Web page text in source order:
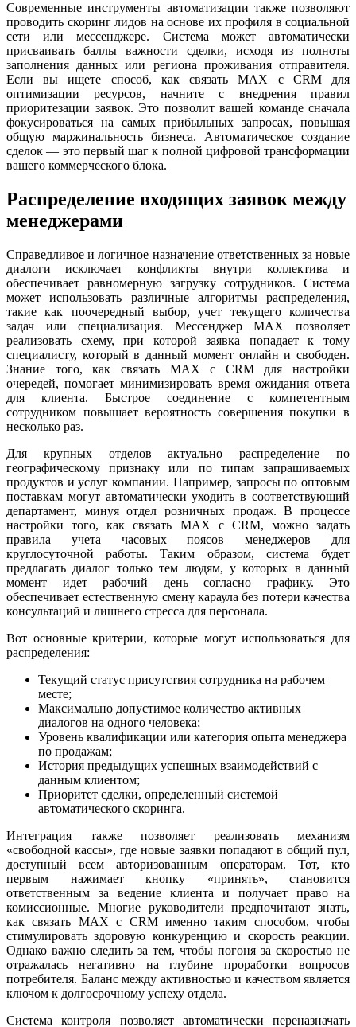
Современные инструменты автоматизации также позволяют
проводить скоринг лидов на основе их профиля в социальной
сети или мессенджере. Система может автоматически
присваивать баллы важности сделки, исходя из полноты
заполнения данных или региона проживания отправителя.
Если вы ищете способ, как связать MAX с CRM для
оптимизации ресурсов, начните с внедрения правил
приоритезации заявок. Это позволит вашей команде сначала
фокусироваться на самых прибыльных запросах, повышая
общую маржинальность бизнеса. Автоматическое создание
сделок — это первый шаг к полной цифровой трансформации
вашего коммерческого блока.
Распределение входящих заявок между
менеджерами
Справедливое и логичное назначение ответственных за новые
диалоги исключает конфликты внутри коллектива и
обеспечивает равномерную загрузку сотрудников. Система
может использовать различные алгоритмы распределения,
такие как поочередный выбор, учет текущего количества
задач или специализация. Мессенджер MAX позволяет
реализовать схему, при которой заявка попадает к тому
специалисту, который в данный момент онлайн и свободен.
Знание того, как связать MAX с CRM для настройки
очередей, помогает минимизировать время ожидания ответа
для клиента. Быстрое соединение с компетентным
сотрудником повышает вероятность совершения покупки в
несколько раз.
Для крупных отделов актуально распределение по
географическому признаку или по типам запрашиваемых
продуктов и услуг компании. Например, запросы по оптовым
поставкам могут автоматически уходить в соответствующий
департамент, минуя отдел розничных продаж. В процессе
настройки того, как связать MAX с CRM, можно задать
правила учета часовых поясов менеджеров для
круглосуточной работы. Таким образом, система будет
предлагать диалог только тем людям, у которых в данный
момент идет рабочий день согласно графику. Это
обеспечивает естественную смену караула без потери качества
консультаций и лишнего стресса для персонала.
Вот основные критерии, которые могут использоваться для
распределения:
Текущий статус присутствия сотрудника на рабочем
месте;
Максимально допустимое количество активных
диалогов на одного человека;
Уровень квалификации или категория опыта менеджера
по продажам;
История предыдущих успешных взаимодействий с
данным клиентом;
Приоритет сделки, определенный системой
автоматического скоринга.
Интеграция также позволяет реализовать механизм
«свободной кассы», где новые заявки попадают в общий пул,
доступный всем авторизованным операторам. Тот, кто
первым нажимает кнопку «принять», становится
ответственным за ведение клиента и получает право на
комиссионные. Многие руководители предпочитают знать,
как связать MAX с CRM именно таким способом, чтобы
стимулировать здоровую конкуренцию и скорость реакции.
Однако важно следить за тем, чтобы погоня за скоростью не
отражалась негативно на глубине проработки вопросов
потребителя. Баланс между активностью и качеством является
ключом к долгосрочному успеху отдела.
Система контроля позволяет автоматически переназначать